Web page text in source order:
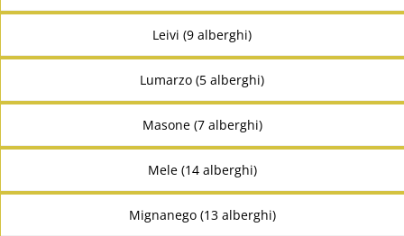
Leivi (9 alberghi)
Lumarzo (5 alberghi)
Masone (7 alberghi)
Mele (14 alberghi)
Mignanego (13 alberghi)